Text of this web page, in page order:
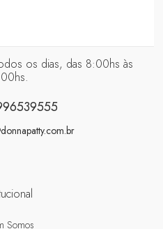
os dias, das 8:00hs às
Somos